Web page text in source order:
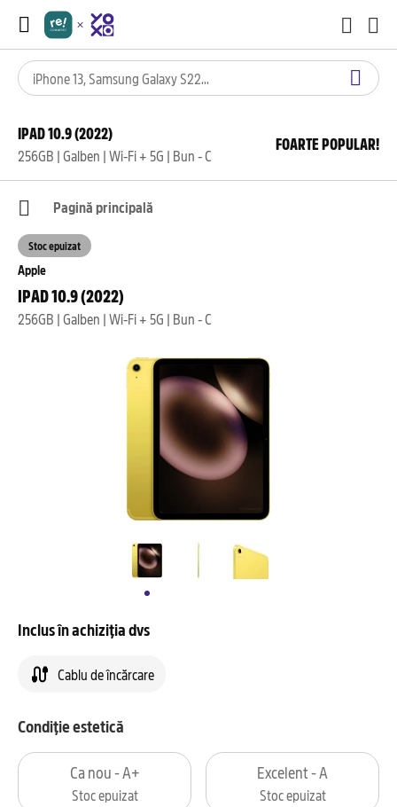
IPAD 10.9 (2022)
256GB | Galben | Wi-Fi + 5G | Bun - C
FOARTE POPULAR!
Pagină principală
Apple
IPAD 10.9 (2022)
256GB | Galben | Wi-Fi + 5G | Bun - C
Stoc epuizat
Inclus în achiziția dvs
Cablu de încărcare
Condiție estetică
Ca nou - A+
Stoc epuizat
Excelent - A
Stoc epuizat